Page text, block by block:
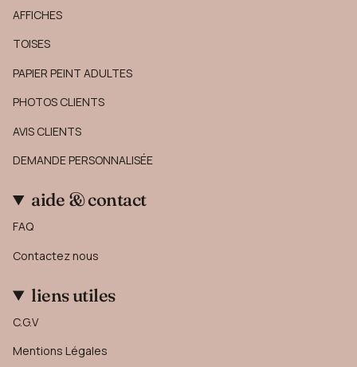
AFFICHES
TOISES
PAPIER PEINT ADULTES
PHOTOS CLIENTS
AVIS CLIENTS
DEMANDE PERSONNALISÉE
aide & contact
FAQ
Contactez nous
liens utiles
C.G.V
Mentions Légales